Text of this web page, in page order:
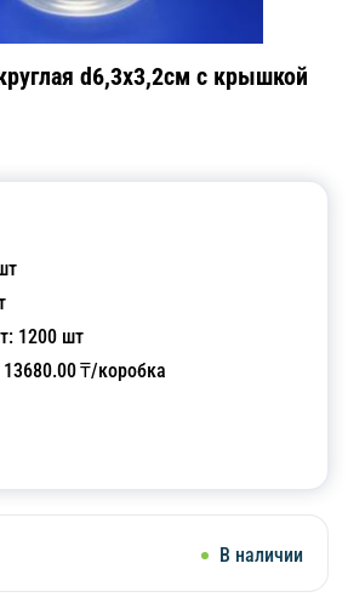
d6,3х3,2см с крышкой
1200 шт
13680.00₸/коробка
В наличии